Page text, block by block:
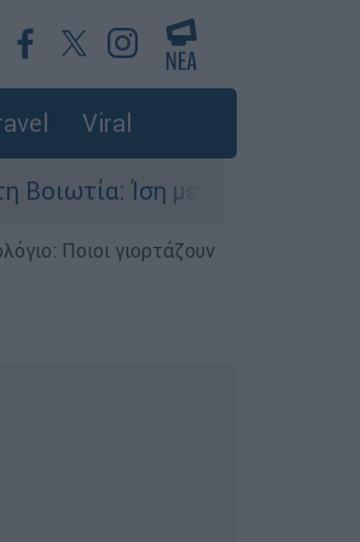
Viral
Ίση με έξι ατομικές βόμβες
Ποιοι γιορτάζουν